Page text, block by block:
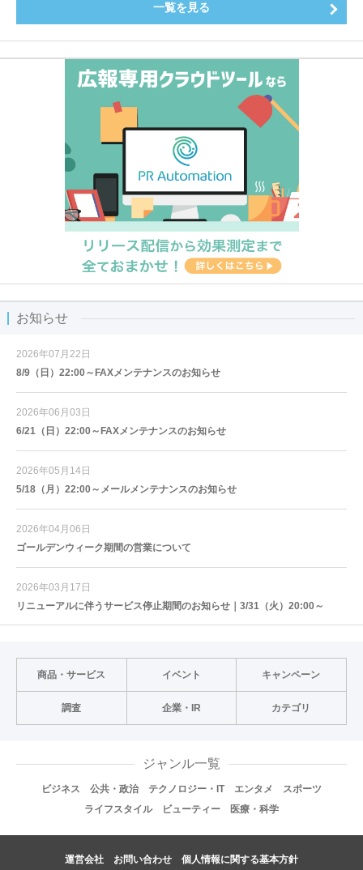
一覧を見る
お知らせ
2026年07月22日
8/9（日）22:00～FAXメンテナンスのお知らせ
2026年06月03日
6/21（日）22:00～FAXメンテナンスのお知らせ
2026年05月14日
5/18（月）22:00～メールメンテナンスのお知らせ
2026年04月06日
ゴールデンウィーク期間の営業について
2026年03月17日
リニューアルに伴うサービス停止期間のお知らせ｜3/31（火）20:00～
商品・サービス イベント キャンペーン
調査 企業・IR カテゴリ
ジャンル一覧
ビジネス 公共・政治 テクノロジー・IT エンタメ
スポーツ
ライフスタイル
ビューティー 医療・科学
運営会社 お問い合わせ 個人情報に関する基本方針